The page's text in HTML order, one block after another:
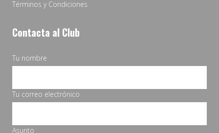
Términos y Condiciones
Contacta al Club
Tu nombre
Tu correo electrónico
Asunto